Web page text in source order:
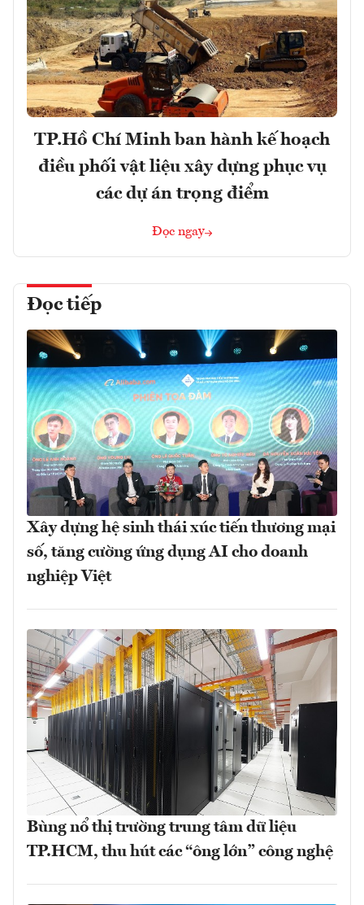
TP.Hồ Chí Minh ban hành kế hoạch
điều phối vật liệu xây dựng phục vụ
các dự án trọng điểm
Đọc ngay
Đọc tiếp
Xây dựng hệ sinh thái xúc tiến thương mại
số, tăng cường ứng dụng AI cho doanh
nghiệp Việt
Bùng nổ thị trường trung tâm dữ liệu
TP.HCM, thu hút các “ông lớn” công nghệ